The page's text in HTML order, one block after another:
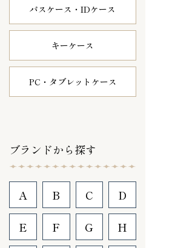
パスケース・ IDケース
キーケース
PC・タブレット ケース
ブランドから探す
A B C D
E F G H